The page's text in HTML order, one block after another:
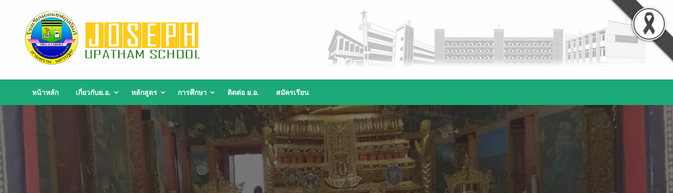
content
หน้าหลัก เกี่ยวกับย.อ. หลักสูตร การศึกษา ติดต่อ ย.อ. สมัครเรียน